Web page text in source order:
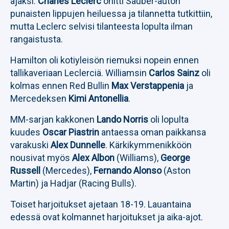
punaisten lippujen heiluessa ja tilannetta tutkittiin,
mutta Leclerc selvisi tilanteesta lopulta ilman
rangaistusta.
Hamilton oli kotiyleisön riemuksi nopein ennen
tallikaveriaan Leclerciä. Williamsin Carlos Sainz oli
kolmas ennen Red Bullin Max Verstappenia ja
Mercedeksen Kimi Antonellia.
MM-sarjan kakkonen Lando Norris oli lopulta
kuudes Oscar Piastrin antaessa oman paikkansa
varakuski Alex Dunnelle. Kärkikymmenikköön
nousivat myös Alex Albon (Williams), George
Russell
(Mercedes), Fernando Alonso(Aston
Martin) ja Hadjar (Racing Bulls).
Toiset harjoitukset ajetaan 18-19. Lauantaina
edessä ovat kolmannet harjoitukset ja aika-ajot.